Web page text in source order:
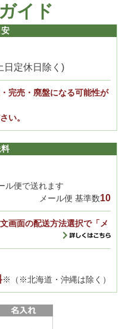
イド
日定休日除く)
完売・廃盤になる可能性が
い。
ル便で送れます
メール便 基準数10
画面の配送方法選択で「メ
※（※北海道・沖縄は除く）